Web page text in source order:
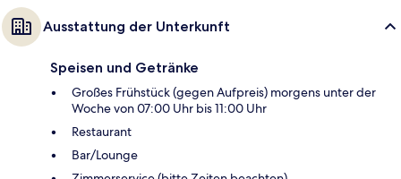
Ausstattung der Unterkunft
Speisen und Getränke
Großes Frühstück (gegen Aufpreis) morgens unter der
Woche von 07:00 Uhr bis 11:00 Uhr
Restaurant
Bar/Lounge